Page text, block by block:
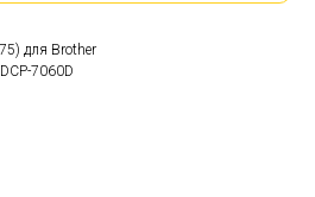
для Brother
7060D